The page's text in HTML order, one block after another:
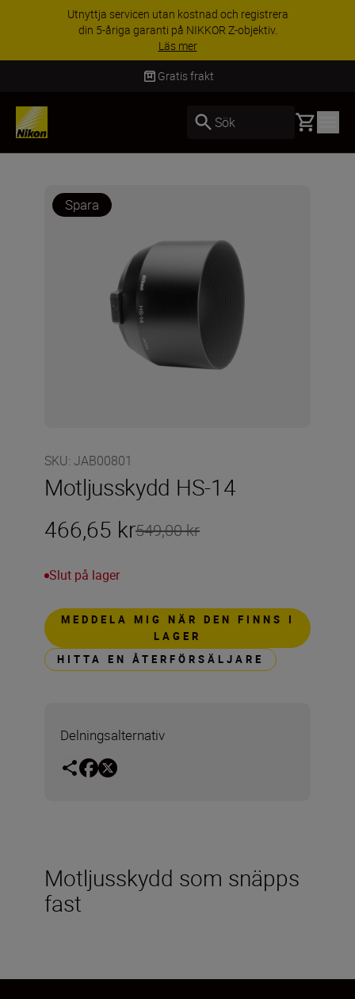
Utnyttja servicen utan kostnad och registrera
din 5-åriga garanti på NIKKOR Z-objektiv.
Läs mer
Gratis frakt
Sök Basket
Spara
SKU: JAB00801
Motljusskydd HS-14
466,65 kr549,00 kr
Slut på lager
MEDDELA MIG NÄR DEN FINNS I
LAGER
HITTA EN ÅTERFÖRSÄLJARE
Delningsalternativ
Motljusskydd som snäpps
fast